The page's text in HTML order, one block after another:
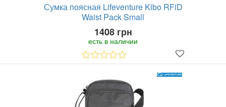
Сумка поясная Lifeventure Kibo RFiD
Waist Pack Small
1408 грн
есть в наличии